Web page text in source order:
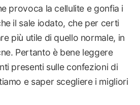
provoca la cellulite e gonfia i
il sale iodato, che per certi
più utile di quello normale, in
Pertanto è bene leggere
presenti sulle confezioni di
e saper scegliere i migliori